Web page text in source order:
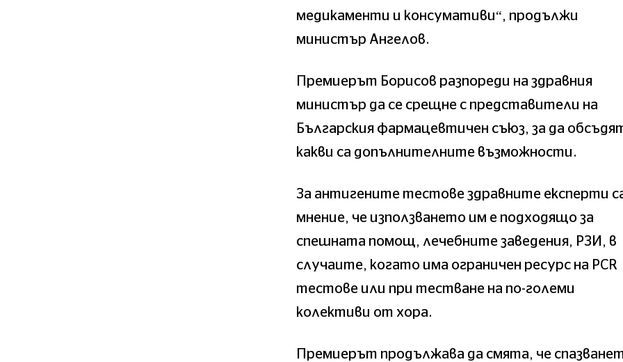
медикаменти и консумативи“, продължи
министър Ангелов.
Премиерът Борисов разпореди на здравния
министър да се срещне с представители на
Българския фармацевтичен съюз, за да
какви са допълнителните възможности.
За антигените тестове здравните експерти
мнение, че използването им е подходящо за
спешната помощ, лечебните заведения, РЗИ, в
случаите, когато има ограничен ресурс на PCR
тестове или при тестване на по-големи
колективи от хора.
Премиерът продължава да смята, че